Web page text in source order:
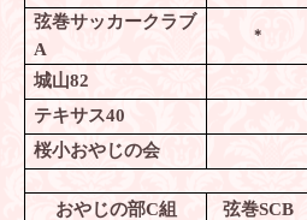
弦巻サッカークラブ
A
＊
城山82
テキサス40
桜小おやじの会
おやじの部C組 弦巻SCB